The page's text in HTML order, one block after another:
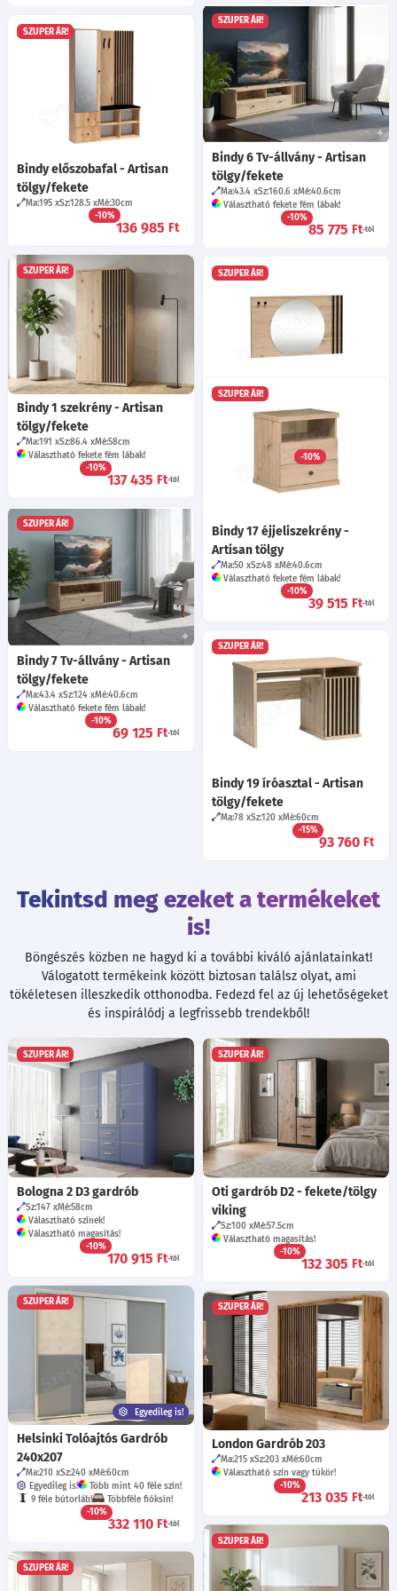
SZUPER ÁR!
Bindy 6 Tv-állvány - Artisan
tölgy/fekete
Ma:43.4 Sz:160.6 Mé:40.6cm
Választható fekete fém lábak!
-10%
85 775 Ft-tól
SZUPER ÁR!
Bindy előszobafal - Artisan
tölgy/fekete
Ma:195 Sz:128.5 Mé:30cm
-10%
136 985 Ft
SZUPER ÁR!
Bindy 1 szekrény - Artisan
tölgy/fekete
Ma:191 Sz:86.4 Mé:58cm
Választható fekete fém lábak!
-10%
137 435 Ft-tól
SZUPER ÁR!
Bindy 21 tükör - Artisan
Sz:100 Mé:3cm
-10%
22 775
SZUPER ÁR!
Bindy 17 éjjeliszekrény -
Artisan tölgy
Ma:50 Sz:48 Mé:40.6cm
Választható fekete fém lábak!
-10%
39 515 Ft-tól
SZUPER ÁR!
Bindy 7 Tv-állvány - Artisan
tölgy/fekete
Ma:43.4 Sz:124 Mé:40.6cm
Választható fekete fém lábak!
-10%
69 125 Ft-tól
SZUPER ÁR!
Bindy 19 íróasztal - Artisan
tölgy/fekete
Ma:78 Sz:120 Mé:60cm
-15%
93 760 Ft
Tekintsd meg ezeket a termékeket
is!
Böngészés közben ne hagyd ki a további kiváló ajánlatainkat!
Válogatott termékeink között biztosan találsz olyat, ami
tökéletesen illeszkedik otthonodba. Fedezd fel az új lehetőségeket
és inspirálódj a legfrissebb trendekből!
SZUPER ÁR!
Bologna 2 D3 gardrób
Sz:147 Mé:58cm
Választható színek!
Választható magasítás!
-10%
170 915 Ft-tól
SZUPER ÁR!
Oti gardrób D2 - fekete/tölgy
viking
Sz:100 Mé:57.5cm
Választható magasítás!
-10%
132 305 Ft-tól
SZUPER ÁR!
Egyedileg is!
Helsinki Tolóajtós Gardrób
240x207
Ma:210 Sz:240 Mé:60cm
Egyedileg is!
Több mint 40 féle szín!
9 féle bútorláb!
Többféle fióksín!
-10%
332 110 Ft-tól
SZUPER ÁR!
London Gardrób 203
Ma:215 Sz:203 Mé:60cm
Választható szín vagy tükör!
-10%
213 035 Ft-tól
SZUPER ÁR!
SZUPER ÁR!